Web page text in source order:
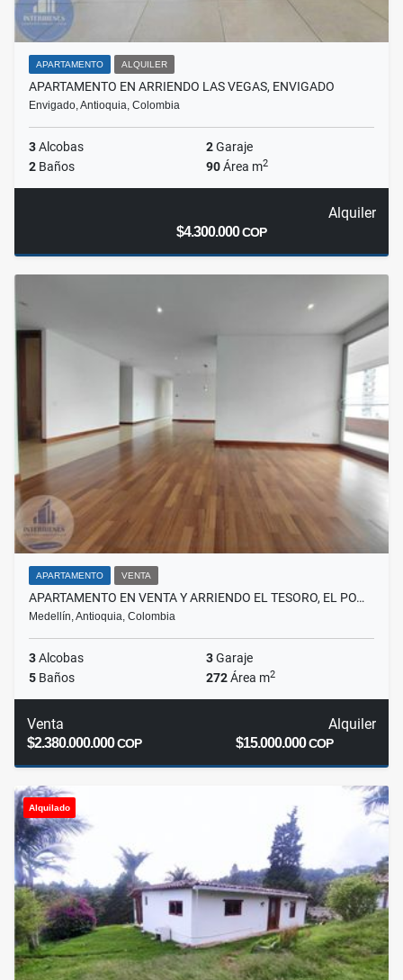
APARTAMENTO ALQUILER
APARTAMENTO EN ARRIENDO LAS VEGAS, ENVIGADO
Envigado, Antioquia, Colombia
3Alcobas 2Garaje
2 Baños 90Área m2
Alquiler
$4.300.000COP
APARTAMENTO VENTA
APARTAMENTO EN VENTA Y ARRIENDO EL TESORO, EL PO…
Medellín, Antioquia, Colombia
3Alcobas 3Garaje
5 Baños 272Área m2
Venta
$2.380.000.000COP
Alquiler
$15.000.000COP
Alquilado